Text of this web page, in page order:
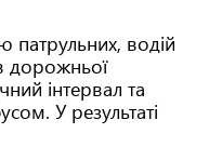
водій
дорожньої
інтервал та
У результаті